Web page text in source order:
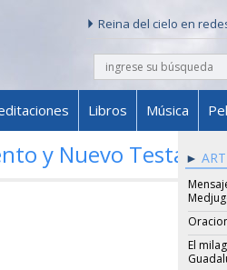
Reina del cielo en
buscar
content
Libros Música
y Nuevo
El